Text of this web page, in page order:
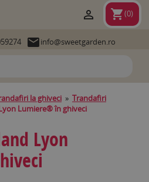
shopping_cart(0)

info@sweetgarden.ro
la ghiveci » Trandafiri
Lumiere® în ghiveci
Lyon